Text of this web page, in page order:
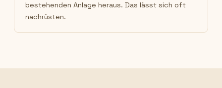
bestehenden Anlage heraus. Das lässt sich oft
nachrüsten.